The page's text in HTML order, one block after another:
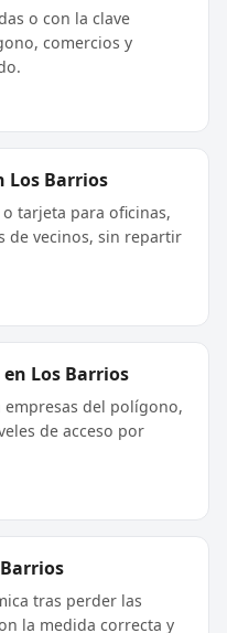
o con la clave
comercios y
Los Barrios
tarjeta para oficinas,
de vecinos, sin repartir
Los Barrios
empresas del polígono,
de acceso por
tras perder las
la medida correcta y